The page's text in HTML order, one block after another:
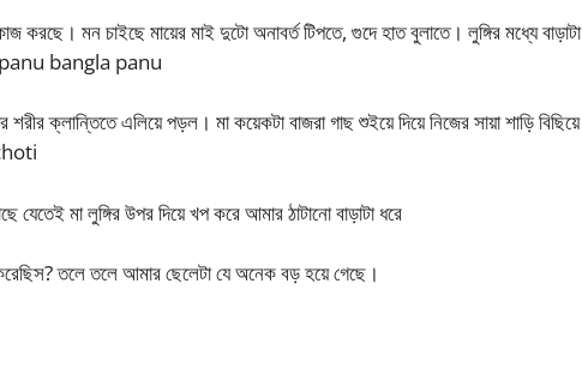
মন চাইছে মায়ের মাই দুটো অনাবর্ত টিপতে, গুদে হাত বুলাতে। লুঙ্গির মধ্যে বাড়াটা
panu bangla panu
ক্লান্তিতে এলিয়ে পড়ল। মা কয়েকটা বাজরা গাছ শুইয়ে দিয়ে নিজের সায়া শাড়ি বিছিয়ে
মা লুঙ্গির উপর দিয়ে খপ করে আমার ঠাটানো বাড়াটা ধরে
তলে তলে আমার ছেলেটা যে অনেক বড় হয়ে গেছে।